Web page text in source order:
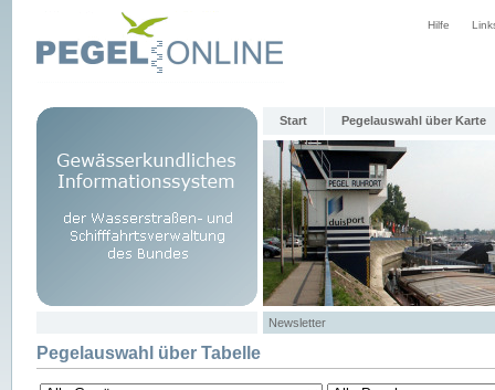
Hilfe
Start Pegelauswahl über Karte
Newsletter
Pegelauswahl über Tabelle